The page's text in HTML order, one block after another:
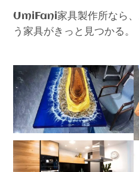
UmiFani家具製作所なら
う家具がきっと見つかる。